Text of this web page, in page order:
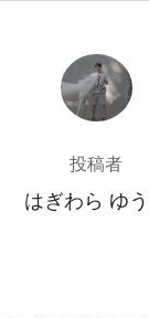
投稿者
投稿者
はぎわら ゆ